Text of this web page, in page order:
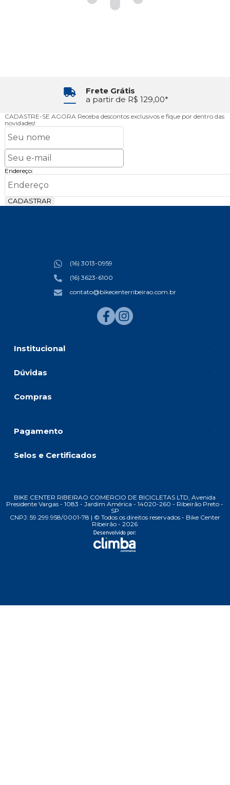
Frete Grátis
a partir de R$ 129,00*
CADASTRE-SE AGORA Receba descontos exclusivos e fique por dentro das
novidades!
Endereço:
CADASTRAR
Institucional
Dúvidas
Compras
(16) 3013-0959
(16) 3623-6100
contato@bikecenterribeirao.com.br
Pagamento
Selos e Certificados
BIKE CENTER RIBEIRAO COMERCIO DE BICICLETAS LTD, Avenida
Presidente Vargas - 1083 - Jardim América - 14020-260 - Ribeirão Preto -
SP
CNPJ: 59.299.958/0001-78 | © Todos os direitos reservados - Bike Center
Ribeirão - 2026